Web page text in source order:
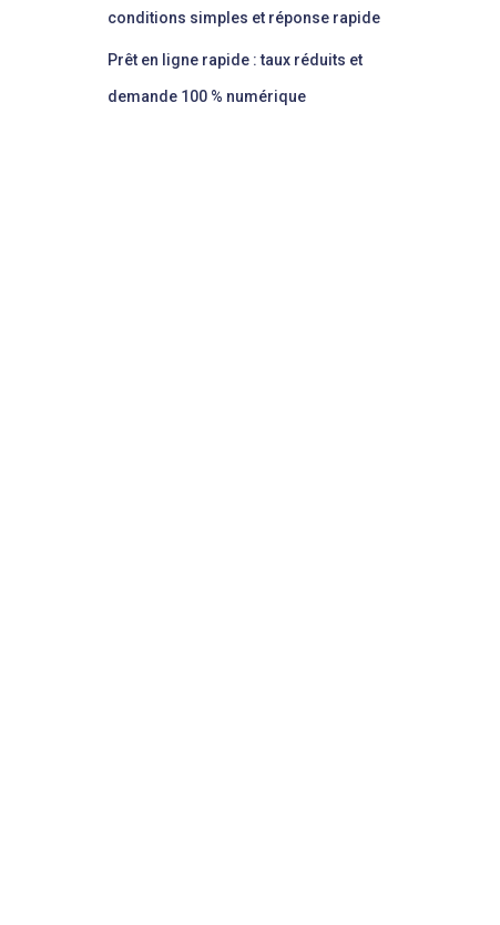
conditions simples et réponse rapide
Prêt en ligne rapide : taux réduits et
demande 100 % numérique